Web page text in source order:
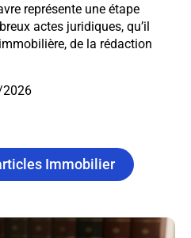
représente une étape
actes juridiques, qu’il
de la rédaction
Immobilier